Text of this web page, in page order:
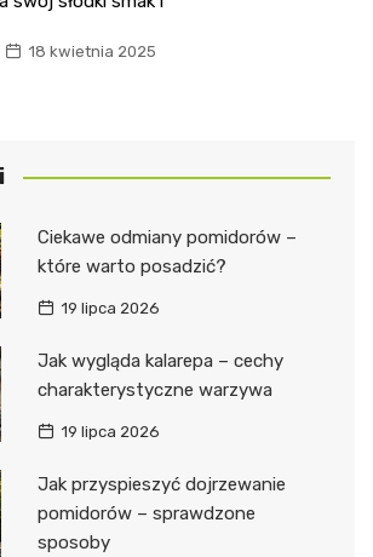
18 kwietnia 2025
Ciekawe odmiany pomidorów –
które warto posadzić?
19 lipca 2026
Jak wygląda kalarepa – cechy
charakterystyczne warzywa
19 lipca 2026
Jak przyspieszyć dojrzewanie
pomidorów – sprawdzone
sposoby